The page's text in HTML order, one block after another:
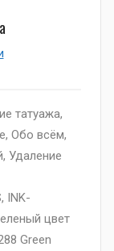
татуажа,
, Обо всём,
, Удаление
, INK-
цвет
Green